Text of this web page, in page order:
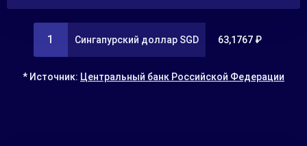
1 Сингапурский доллар SGD 63,1767 ₽
* Источник: Центральный банк Российской Федерации